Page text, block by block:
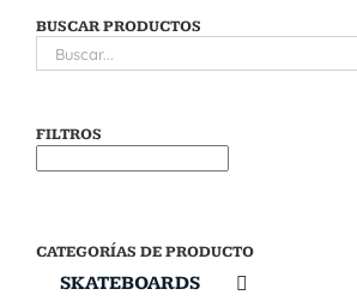
BUSCAR PRODUCTOS
FILTROS
CATEGORÍAS DE PRODUCTO
SKATEBOARDS